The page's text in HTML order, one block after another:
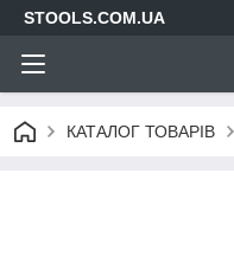
STOOLS.COM.UA
КАТАЛОГ ТОВАРІВ